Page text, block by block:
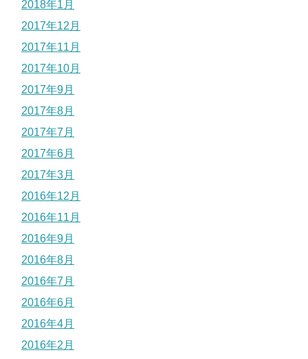
2018年1月
2017年12月
2017年11月
2017年10月
2017年9月
2017年8月
2017年7月
2017年6月
2017年3月
2016年12月
2016年11月
2016年9月
2016年8月
2016年7月
2016年6月
2016年4月
2016年2月